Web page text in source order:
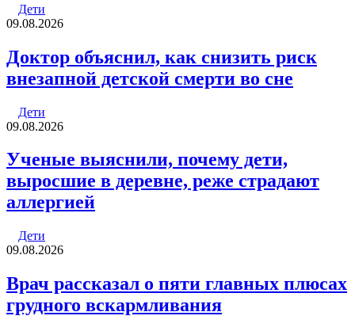
Дети
09.08.2026
Доктор объяснил, как снизить риск
внезапной детской смерти во сне
Дети
09.08.2026
Ученые выяснили, почему дети,
выросшие в деревне, реже страдают
аллергией
Дети
09.08.2026
Врач рассказал о пяти главных плюсах
грудного вскармливания